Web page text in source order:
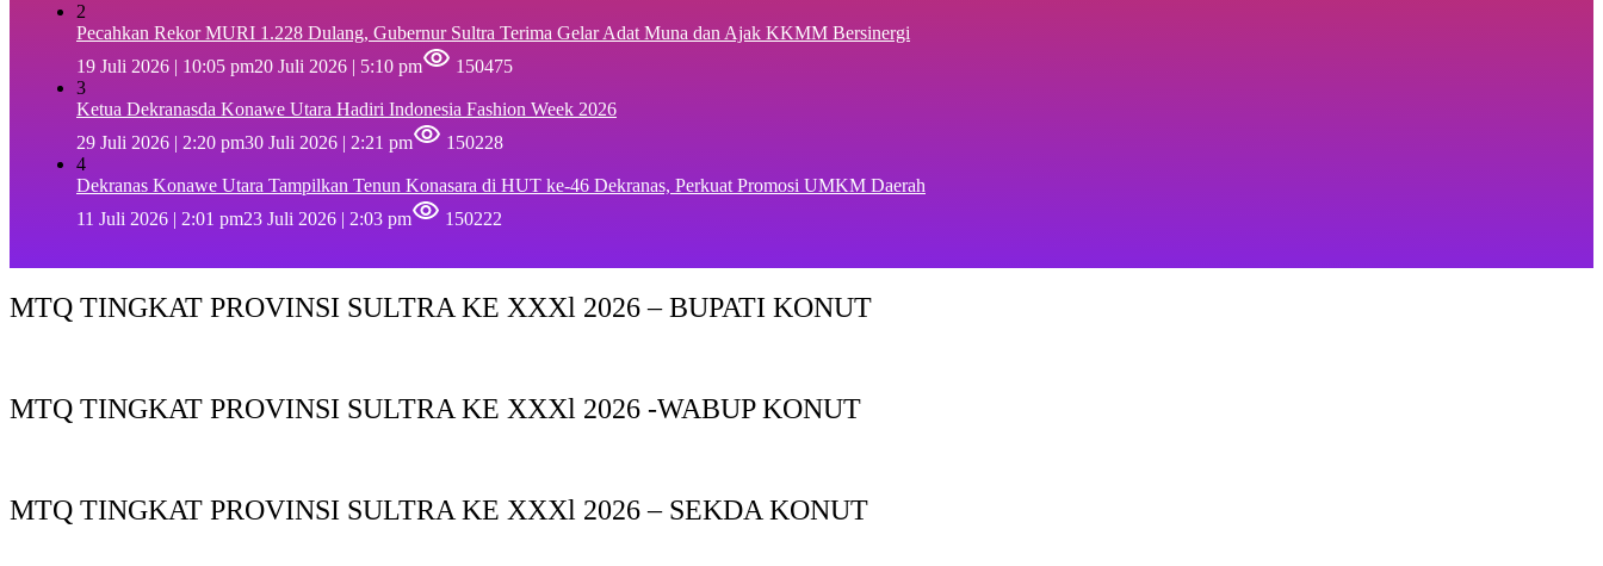
2
Pecahkan Rekor MURI 1.228 Dulang, Gubernur Sultra Terima Gelar Adat Muna dan Ajak KKMM Bersinergi
19 Juli 2026 | 10:05 pm20 Juli 2026 | 5:10 pm
150475
3
Ketua Dekranasda Konawe Utara Hadiri Indonesia Fashion Week 2026
29 Juli 2026 | 2:20 pm30 Juli 2026 | 2:21 pm
150228
4
Dekranas Konawe Utara Tampilkan Tenun Konasara di HUT ke-46 Dekranas, Perkuat Promosi UMKM Daerah
11 Juli 2026 | 2:01 pm23 Juli 2026 | 2:03 pm 150222
MTQ TINGKAT PROVINSI SULTRA KE XXXl 2026 – BUPATI KONUT
MTQ TINGKAT PROVINSI SULTRA KE XXXl 2026 -WABUP KONUT
MTQ TINGKAT PROVINSI SULTRA KE XXXl 2026 – SEKDA KONUT